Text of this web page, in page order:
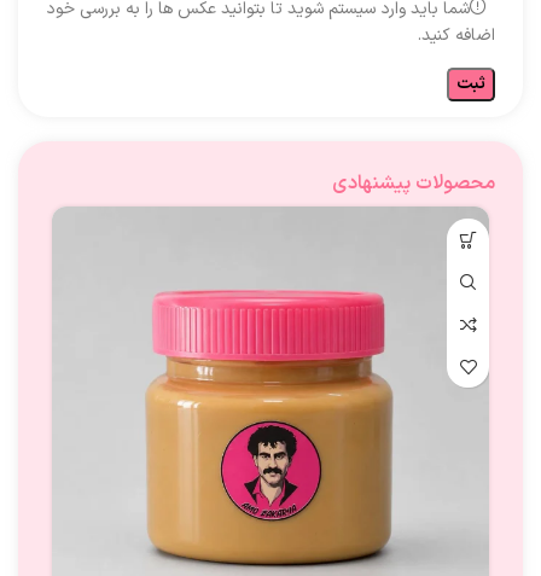
شما باید وارد سیستم شوید تا بتوانید عکس ها را به بررسی خود
اضافه کنید.
محصولات پیشنهادی